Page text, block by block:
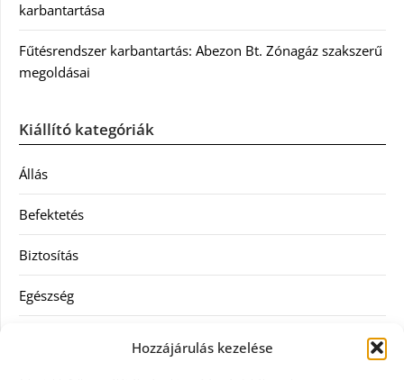
Hozzájárulás kezelése
karbantartása
Fűtésrendszer karbantartás: Abezon Bt. Zónagáz szakszerű
megoldásai
Kiállító kategóriák
Állás
Befektetés
Biztosítás
Egészség
Ingatlan